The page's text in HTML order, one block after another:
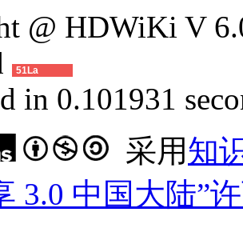
@ HDWiKi V
51La
in 0.101931
采用知
3.0 中国大陆”